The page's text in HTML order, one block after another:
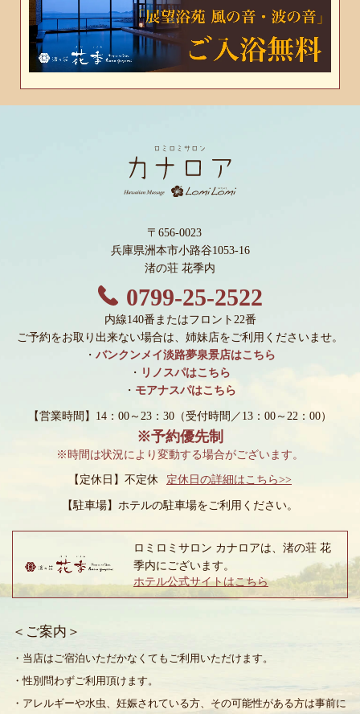
〒656-0023
兵庫県洲本市小路谷1053-16
渚の荘 花季内
0799-25-2522
内線140番またはフロント22番
ご予約をお取り出来ない場合は、姉妹店をご利用くださいませ。
・ バンクンメイ淡路夢泉景店はこちら
・ リノスパはこちら
・ モアナスパはこちら
【営業時間】14：00～23：30 （受付時間／13：00～22：00）
※予約優先制
※時間は状況により変動する場合がございます。
【定休日】不定休 定休日の詳細はこちら>>
【駐車場】 ホテルの駐車場をご利用ください。
ロミロミサロン カナロアは、渚の荘 花
季内にございます。
ホテル公式サイトはこちら
＜ご案内＞
・当店はご宿泊いただかなくてもご利用いただけます。
・性別問わずご利用頂けます。
・アレルギーや水虫、妊娠されている方、その可能性がある方は事前に